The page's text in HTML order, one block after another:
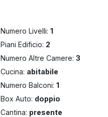
Numero Livelli: 1
Piani Edificio: 2
Numero Altre Camere: 3
Cucina: abitabile
Numero Balconi: 1
Box Auto: doppio
Cantina: presente